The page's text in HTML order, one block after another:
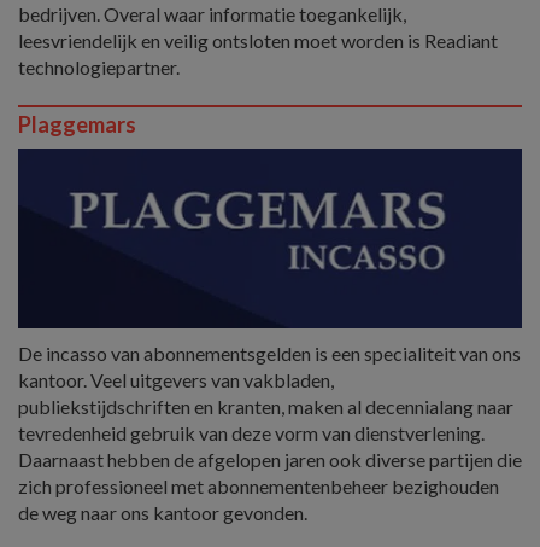
bedrijven. Overal waar informatie toegankelijk,
leesvriendelijk en veilig ontsloten moet worden is Readiant
technologiepartner.
Plaggemars
De incasso van abonnementsgelden is een specialiteit van ons
kantoor. Veel uitgevers van vakbladen,
publiekstijdschriften en kranten, maken al decennialang naar
tevredenheid gebruik van deze vorm van dienstverlening.
Daarnaast hebben de afgelopen jaren ook diverse partijen die
zich professioneel met abonnementenbeheer bezighouden
de weg naar ons kantoor gevonden.